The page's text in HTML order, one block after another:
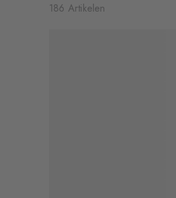
186 Artikelen